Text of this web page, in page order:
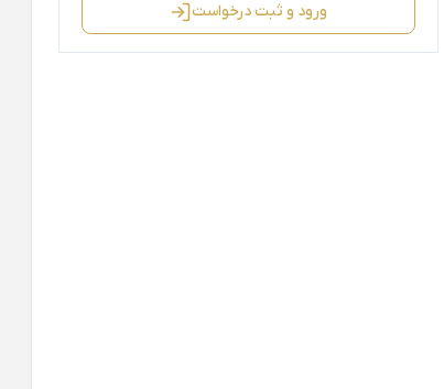
ورود و ثبت درخواست